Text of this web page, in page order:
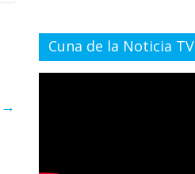
→
Cuna de la Noticia TV